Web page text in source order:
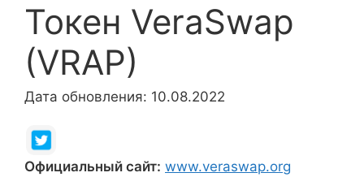
Токен VeraSwap
(VRAP)
Дата обновления: 10.08.2022
Официальный сайт: www.veraswap.org